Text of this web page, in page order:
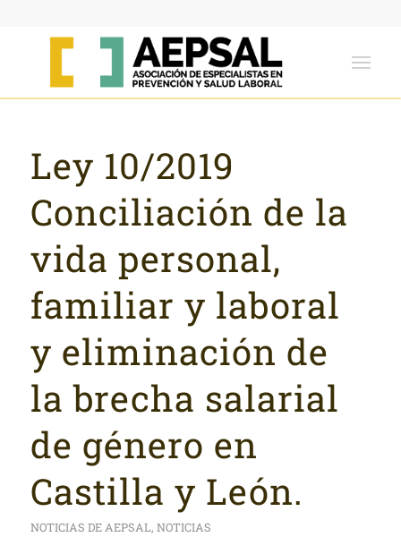
Ley 10/2019
Conciliación de la
vida personal,
familiar y laboral
y eliminación de
la brecha salarial
de género en
Castilla y León.
NOTICIAS DE AEPSAL, NOTICIAS